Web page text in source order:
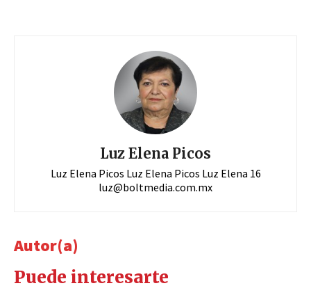
Luz Elena Picos
Luz Elena Picos Luz Elena Picos Luz Elena 16
luz@boltmedia.com.mx
Autor(a)
Puede interesarte